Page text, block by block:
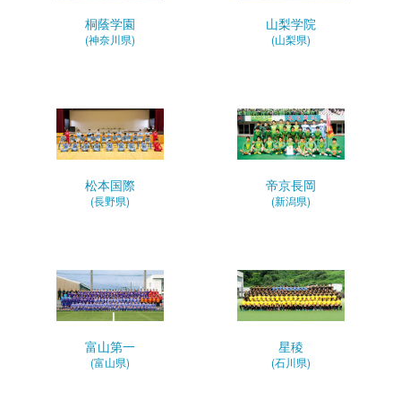
桐蔭学園
(神奈川県)
山梨学院
(山梨県)
松本国際
(長野県)
帝京長岡
(新潟県)
富山第一
(富山県)
星稜
(石川県)